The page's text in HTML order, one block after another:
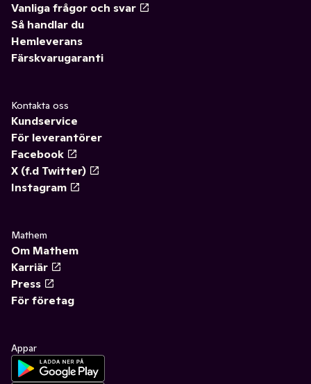
Vanliga frågor och svar
Så handlar du
Hemleverans
Färskvarugaranti
Kontakta oss
Kundservice
För leverantörer
Facebook
X (f.d Twitter)
Instagram
Mathem
Om Mathem
Karriär
Press
För företag
Appar